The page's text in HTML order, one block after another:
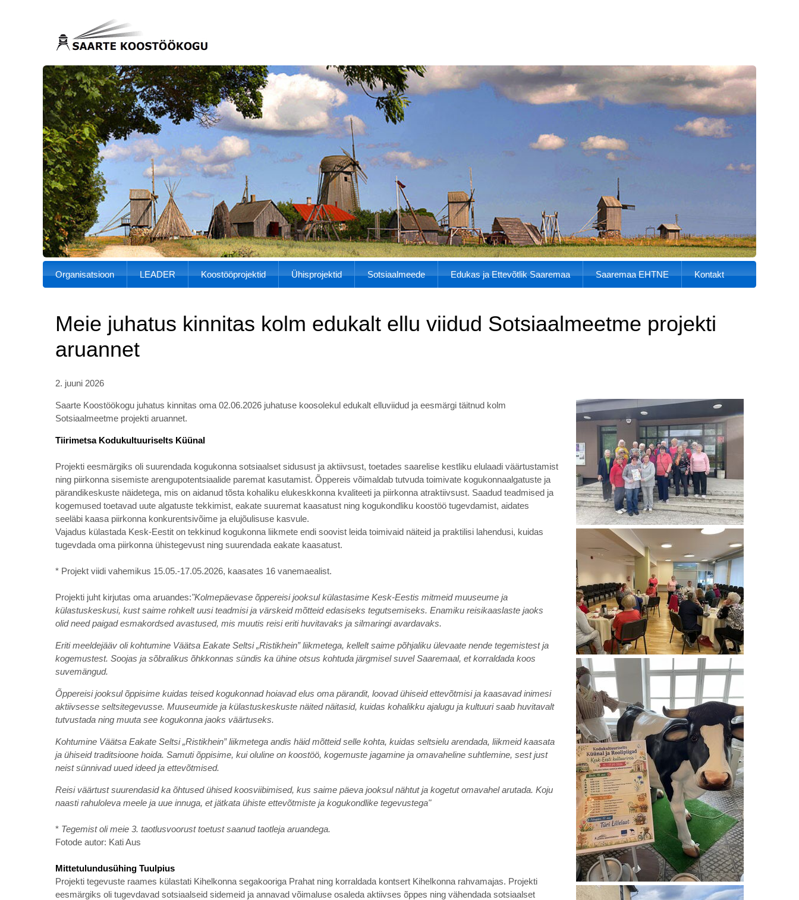
Organisatsioon LEADER Koostööprojektid Ühisprojektid Sotsiaalmeede Edukas ja Ettevõtlik Saaremaa Saaremaa EHTNE Kontakt
Meie juhatus kinnitas kolm edukalt ellu viidud Sotsiaalmeetme projekti
aruannet
2. juuni 2026
Saarte Koostöökogu juhatus kinnitas oma 02.06.2026 juhatuse koosolekul edukalt elluviidud ja eesmärgi täitnud kolm
Sotsiaalmeetme projekti aruannet.
Tiirimetsa Kodukultuuriselts Küünal
Projekti eesmärgiks oli suurendada kogukonna sotsiaalset sidusust ja aktiivsust, toetades saarelise kestliku elulaadi väärtustamist
ning piirkonna sisemiste arengupotentsiaalide paremat kasutamist. Õppereis võimaldab tutvuda toimivate kogukonnaalgatuste ja
pärandikeskuste näidetega, mis on aidanud tõsta kohaliku elukeskkonna kvaliteeti ja piirkonna atraktiivsust. Saadud teadmised ja
kogemused toetavad uute algatuste tekkimist, eakate suuremat kaasatust ning kogukondliku koostöö tugevdamist, aidates
seeläbi kaasa piirkonna konkurentsivõime ja elujõulisuse kasvule.
Vajadus külastada Kesk-Eestit on tekkinud kogukonna liikmete endi soovist leida toimivaid näiteid ja praktilisi lahendusi, kuidas
tugevdada oma piirkonna ühistegevust ning suurendada eakate kaasatust.
* Projekt viidi vahemikus 15.05.-17.05.2026, kaasates 16 vanemaealist.
Projekti juht kirjutas oma aruandes:"Kolmepäevase õppereisi jooksul külastasime Kesk-Eestis mitmeid muuseume ja
külastuskeskusi, kust saime rohkelt uusi teadmisi ja värskeid mõtteid edasiseks tegutsemiseks. Enamiku reisikaaslaste jaoks
olid need paigad esmakordsed avastused, mis muutis reisi eriti huvitavaks ja silmaringi avardavaks.
Eriti meeldejääv oli kohtumine Väätsa Eakate Seltsi „Ristikhein” liikmetega, kellelt saime põhjaliku ülevaate nende tegemistest ja
kogemustest. Soojas ja sõbralikus õhkkonnas sündis ka ühine otsus kohtuda järgmisel suvel Saaremaal, et korraldada koos
suvemängud.
Õppereisi jooksul õppisime kuidas teised kogukonnad hoiavad elus oma pärandit, loovad ühiseid ettevõtmisi ja kaasavad inimesi
aktiivsesse seltsitegevusse. Muuseumide ja külastuskeskuste näited näitasid, kuidas kohalikku ajalugu ja kultuuri saab huvitavalt
tutvustada ning muuta see kogukonna jaoks väärtuseks.
Kohtumine Väätsa Eakate Seltsi „Ristikhein” liikmetega andis häid mõtteid selle kohta, kuidas seltsielu arendada, liikmeid kaasata
ja ühiseid traditsioone hoida. Samuti õppisime, kui oluline on koostöö, kogemuste jagamine ja omavaheline suhtlemine, sest just
neist sünnivad uued ideed ja ettevõtmised.
Reisi väärtust suurendasid ka õhtused ühised koosviibimised, kus saime päeva jooksul nähtut ja kogetut omavahel arutada. Koju
naasti rahuloleva meele ja uue innuga, et jätkata ühiste ettevõtmiste ja kogukondlike tegevustega"
* Tegemist oli meie 3. taotlusvoorust toetust saanud taotleja aruandega.
Fotode autor: Kati Aus
Mittetulundusühing Tuulpius
Projekti tegevuste raames külastati Kihelkonna segakooriga Prahat ning korraldada kontsert Kihelkonna rahvamajas. Projekti
eesmärgiks oli tugevdavad sotsiaalseid sidemeid ja annavad võimaluse osaleda aktiivses õppes ning vähendada sotsiaalset